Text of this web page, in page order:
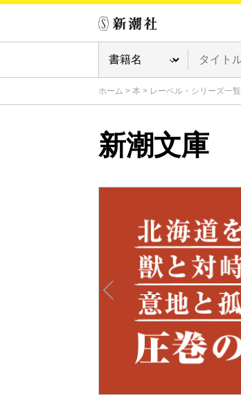
ホーム > 本 > レーベル・シリーズ一覧
新潮文庫